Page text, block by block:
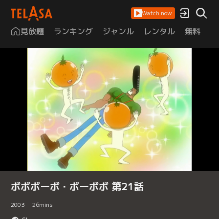
Watch now
見放題 ランキング ジャンル レンタル 無料
ボボボーボ・ボーボボ 第21話
2003 26mins